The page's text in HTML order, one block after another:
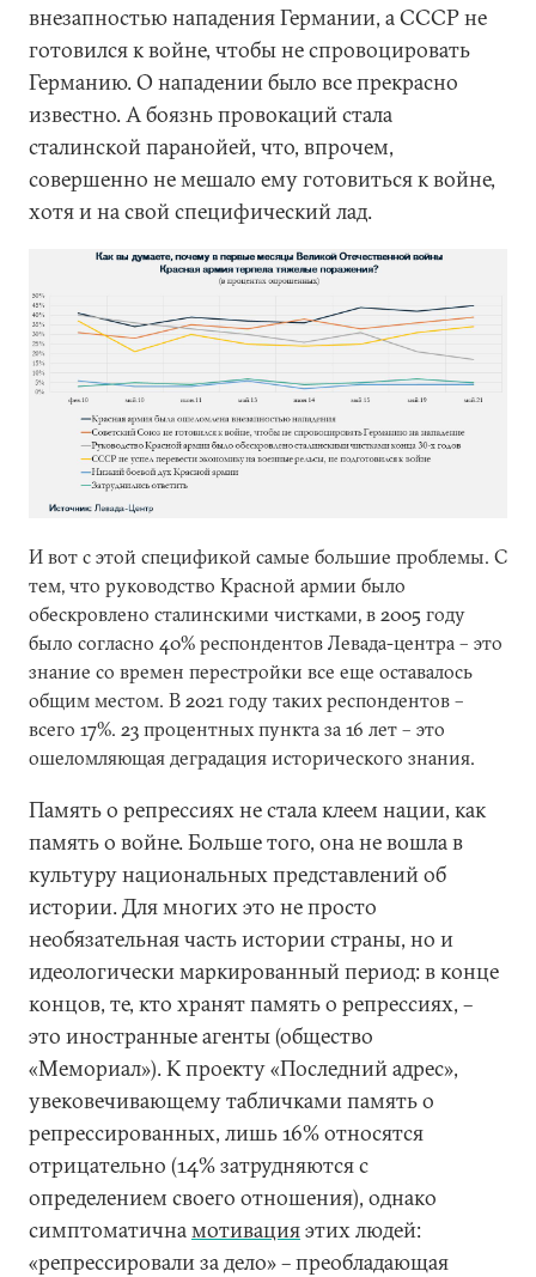
внезапностью нападения Германии, а СССР не
готовился к войне, чтобы не спровоцировать
Германию. О нападении было все прекрасно
известно. А боязнь провокаций стала
сталинской паранойей, что, впрочем,
совершенно не мешало ему готовиться к войне,
хотя и на свой специфический лад.
И вот с этой спецификой самые большие проблемы. С
тем, что руководство Красной армии было
обескровлено сталинскими чистками, в 2005 году
было согласно 40% респондентов Левада-центра – это
знание со времен перестройки все еще оставалось
общим местом. В 2021 году таких респондентов –
всего 17%. 23 процентных пункта за 16 лет – это
ошеломляющая деградация исторического знания.
Память о репрессиях не стала клеем нации, как
память о войне. Больше того, она не вошла в
культуру национальных представлений об
истории. Для многих это не просто
необязательная часть истории страны, но и
идеологически маркированный период: в конце
концов, те, кто хранят память о репрессиях, –
это иностранные агенты (общество
«Мемориал»). К проекту «Последний адрес»,
увековечивающему табличками память о
репрессированных, лишь 16% относятся
отрицательно (14% затрудняются с
определением своего отношения), однако
симптоматичнамотивацияэтих людей:
«репрессировали за дело» – преобладающая